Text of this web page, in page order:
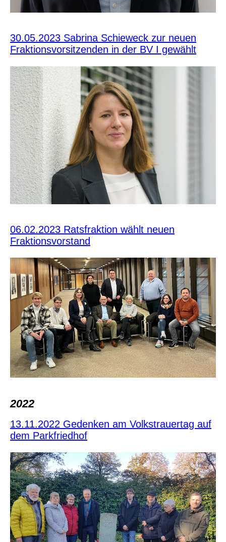
30.05.2023 Sabrina Schieweck zur neuen
Fraktionsvorsitzenden in der BV I gewählt
06.02.2023 Ratsfraktion wählt neuen
Fraktionsvorstand
2022
13.11.2022 Gedenken am Volkstrauertag auf
dem Parkfriedhof